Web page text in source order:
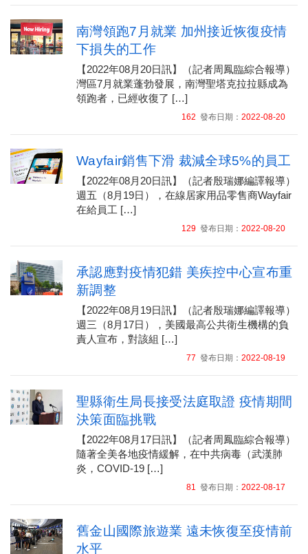
南灣領跑7月就業 加州接近恢復疫情
下損失的工作
【2022年08月20日訊】（記者周鳳臨綜合報導）
灣區7月就業蓬勃發展，南灣聖塔克拉拉縣成為
領跑者，已經收復了 […]
162 發布日期： 2022-08-20
Wayfair銷售下滑 裁減全球5%的員工
【2022年08月20日訊】（記者殷瑞娜編譯報導）
週五（8月19日），在線居家用品零售商Wayfair
在給員工 […]
129發布日期： 2022-08-20
承認應對疫情犯錯 美疾控中心宣布重
新調整
【2022年08月19日訊】（記者殷瑞娜編譯報導）
週三（8月17日），美國最高公共衛生機構的負
責人宣布，對該組 […]
77 發布日期： 2022-08-19
聖縣衛生局長接受法庭取證 疫情期間
決策面臨挑戰
【2022年08月17日訊】（記者周鳳臨綜合報導）
隨著全美各地疫情緩解，在中共病毒（武漢肺
炎，COVID-19 […]
81 發布日期： 2022-08-17
舊金山國際旅遊業 遠未恢復至疫情前
水平